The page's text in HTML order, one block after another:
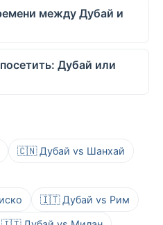
между Дубай и
Дубай или
🇨🇳 Дубай vs Шанхай
🇮🇹 Дубай vs Рим